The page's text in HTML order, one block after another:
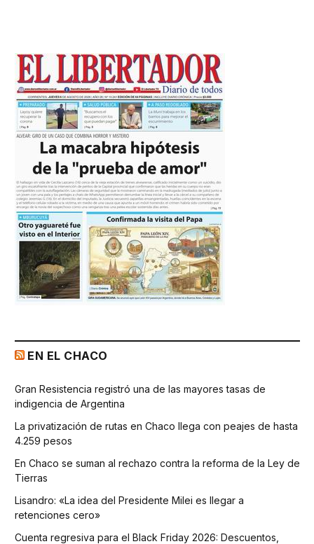
EN EL CHACO
Gran Resistencia registró una de las mayores tasas de
indigencia de Argentina
La privatización de rutas en Chaco llega con peajes de hasta
4.259 pesos
En Chaco se suman al rechazo contra la reforma de la Ley de
Tierras
Lisandro: «La idea del Presidente Milei es llegar a
retenciones cero»
Cuenta regresiva para el Black Friday 2026: Descuentos,